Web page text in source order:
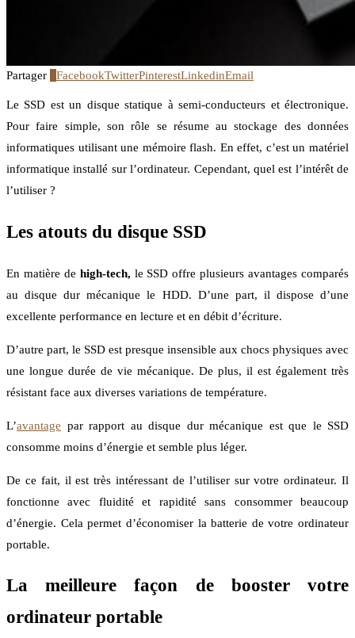
Partager FacebookTwitterPinterestLinkedinEmail
Le SSD est un disque statique à semi-conducteurs et électronique.
Pour faire simple, son rôle se résume au stockage des données
informatiques utilisant une mémoire flash. En effet, c’est un matériel
informatique installé sur l’ordinateur. Cependant, quel est l’intérêt de
l’utiliser ?
Les atouts du disque SSD
En matière de high-tech, le SSD offre plusieurs avantages comparés
au disque dur mécanique le HDD. D’une part, il dispose d’une
excellente performance en lecture et en débit d’écriture.
D’autre part, le SSD est presque insensible aux chocs physiques avec
une longue durée de vie mécanique. De plus, il est également très
résistant face aux diverses variations de température.
L’avantage par rapport au disque dur mécanique est que le SSD
consomme moins d’énergie et semble plus léger.
De ce fait, il est très intéressant de l’utiliser sur votre ordinateur. Il
fonctionne avec fluidité et rapidité sans consommer beaucoup
d’énergie. Cela permet d’économiser la batterie de votre ordinateur
portable.
La meilleure façon de booster votre
ordinateur portable